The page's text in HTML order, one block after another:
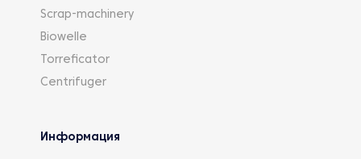
Scrap-machinery
Biowelle
Torreficator
Centrifuger
Информация